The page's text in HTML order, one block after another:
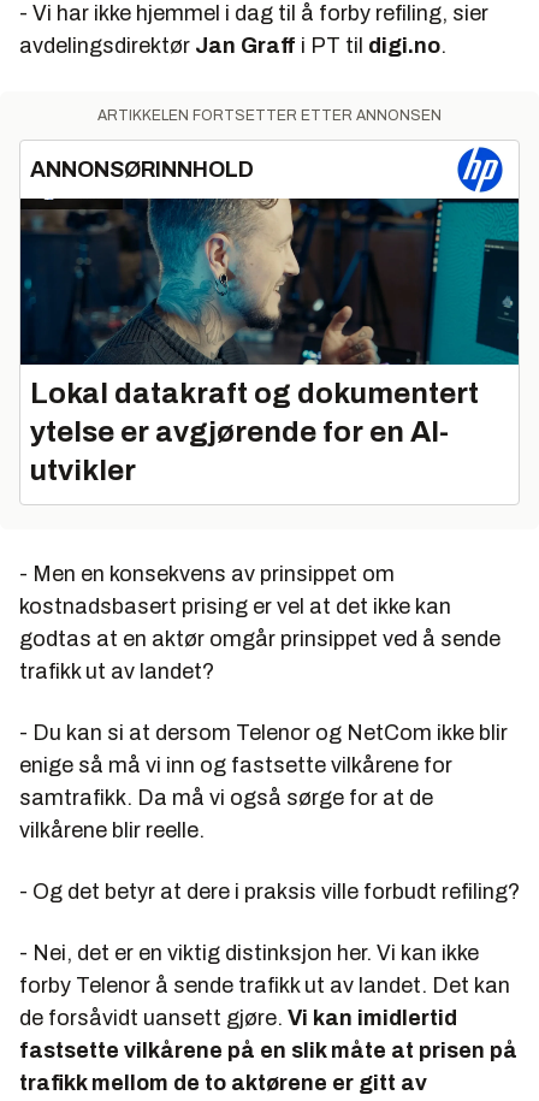
- Vi har ikke hjemmel i dag til å forby refiling, sier
avdelingsdirektør Jan Graff i PT til digi.no.
ARTIKKELEN FORTSETTER ETTER ANNONSEN
ANNONSØRINNHOLD
Lokal datakraft og dokumentert
ytelse er avgjørende for en AI-
utvikler
- Men en konsekvens av prinsippet om
kostnadsbasert prising er vel at det ikke kan
godtas at en aktør omgår prinsippet ved å sende
trafikk ut av landet?
- Du kan si at dersom Telenor og NetCom ikke blir
enige så må vi inn og fastsette vilkårene for
samtrafikk. Da må vi også sørge for at de
vilkårene blir reelle.
- Og det betyr at dere i praksis ville forbudt refiling?
- Nei, det er en viktig distinksjon her. Vi kan ikke
forby Telenor å sende trafikk ut av landet. Det kan
de forsåvidt uansett gjøre. Vi kan imidlertid
fastsette vilkårene på en slik måte at prisen på
trafikk mellom de to aktørene er gitt av